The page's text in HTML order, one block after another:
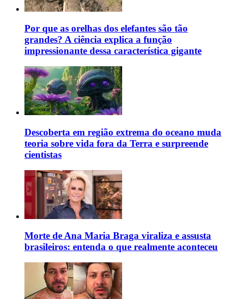
Por que as orelhas dos elefantes são tão
grandes? A ciência explica a função
impressionante dessa característica gigante
Descoberta em região extrema do oceano muda
teoria sobre vida fora da Terra e surpreende
cientistas
Morte de Ana Maria Braga viraliza e assusta
brasileiros: entenda o que realmente aconteceu